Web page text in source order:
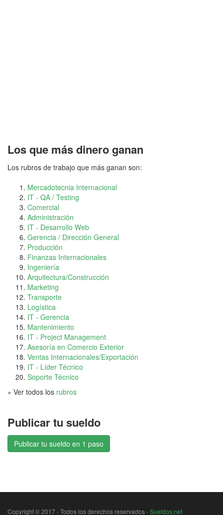
Los que más dinero ganan
Los rubros de trabajo que más ganan son:
Mercadotecnia Internacional
IT - QA / Testing
Comercial
Administración
IT - Desarrollo Web
Gerencia / Dirección General
Producción
Finanzas Internacionales
Ingeniería
Arquitectura/Construcción
Marketing
Transporte
Logística
IT - Gerencia
Mantenimiento
IT - Project Management
Asesoría en Comercio Exterior
Ventas Internacionales/Exportación
IT - Líder Técnico
Soporte Técnico
» Ver todos los rubros
Publicar tu sueldo
Publicar tu sueldo en 1 paso
Copyright © 2017 - Todos los derechos reservados -Sueldos.net